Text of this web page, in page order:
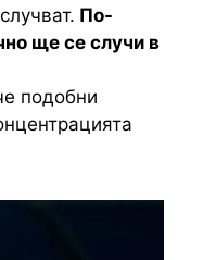
По-
ще се случи в
подобни